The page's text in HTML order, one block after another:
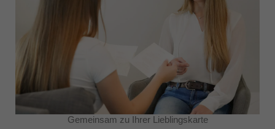
Gemeinsam zu Ihrer Lieblingskarte